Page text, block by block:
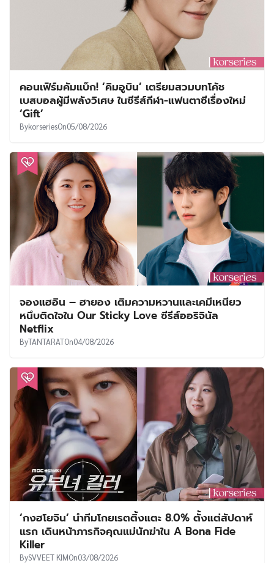
คอนเฟิร์มคัมแบ็ก! ‘คิมอูบิน’ เตรียมสวมบทโค้ช
เบสบอลผู้มีพลังวิเศษ ในซีรีส์กีฬา-แฟนตาซีเรื่องใหม่
‘Gift’
BykorseriesOn05/08/2026
จองแฮอิน – ฮายอง เติมความหวานและเคมีเหนียว
หนึบติดใจใน Our Sticky Love ซีรีส์ออริจินัล
Netflix
ByTANTARATOn04/08/2026
‘กงฮโยจิน’ นำทีมโกยเรตติ้งแตะ 8.0% ตั้งแต่สัปดาห์
แรก เดินหน้าภารกิจคุณแม่นักฆ่าใน A Bona Fide
Killer
BySVVEET KIMOn03/08/2026